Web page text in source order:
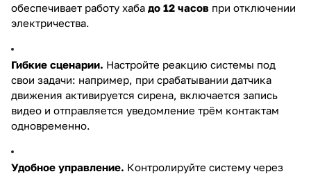
обеспечивает работу хаба до 12 часов при отключении
электричества.
Гибкие сценарии. Настройте реакцию системы под
свои задачи: например, при срабатывании датчика
движения активируется сирена, включается запись
видео и отправляется уведомление трём контактам
одновременно.
Удобное управление. Контролируйте систему через